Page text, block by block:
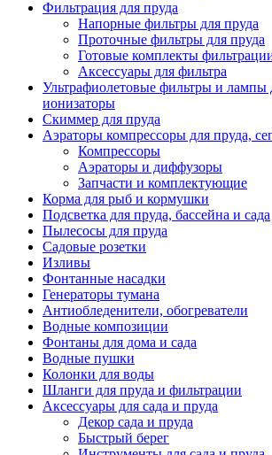
Фильтрация для пруда
Напорные фильтры для пруда
Проточные фильтры для пруда
Готовые комплекты
Аксессуары для фильтра
Ультрафиолетовые фильтры и лампы
ионизаторы
Скиммер для пруда
Аэраторы компрессоры для пруда,
Компрессоры
Аэраторы и диффузоры
Запчасти и комплектующие
Корма для рыб и кормушки
Подсветка для пруда, бассейна и сада
Пылесосы для пруда
Садовые розетки
Изливы
Фонтанные насадки
Генераторы тумана
Антиобледенители, обогреватели
Водные композиции
Фонтаны для дома и сада
Водные пушки
Колонки для воды
Шланги для пруда и фильтрации
Аксессуары для сада и пруда
Декор сада и пруда
Быстрый берег